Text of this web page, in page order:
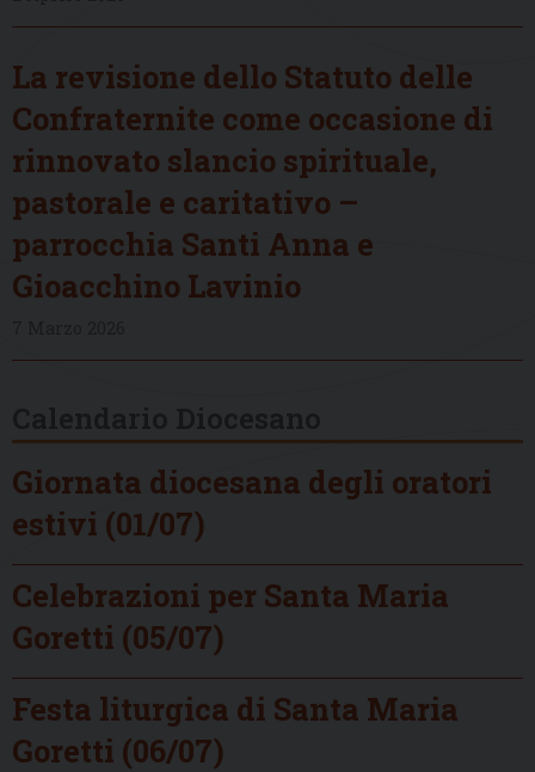
La revisione dello Statuto delle
Confraternite come occasione di
rinnovato slancio spirituale,
pastorale e caritativo –
parrocchia Santi Anna e
Gioacchino Lavinio
Giornata diocesana degli oratori
estivi (01/07)
Celebrazioni per Santa Maria
Goretti (05/07)
Festa liturgica di Santa Maria
Goretti (06/07)